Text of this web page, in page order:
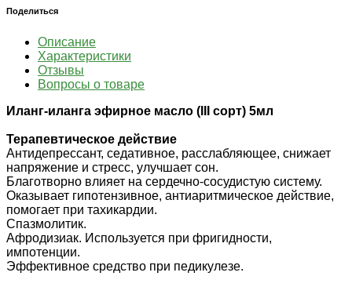
Поделиться
Описание
Характеристики
Отзывы
Вопросы о товаре
Иланг-иланга эфирное масло (III сорт) 5мл
Терапевтическое действие
Антидепрессант, седативное, расслабляющее, снижает
напряжение и стресс, улучшает сон.
Благотворно влияет на сердечно-сосудистую систему.
Оказывает гипотензивное, антиаритмическое действие,
помогает при тахикардии.
Спазмолитик.
Афродизиак. Используется при фригидности,
импотенции.
Эффективное средство при педикулезе.